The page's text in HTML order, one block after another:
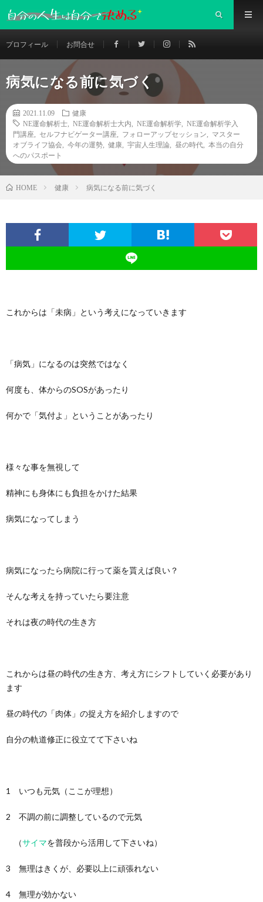
プロフィール お問合せ
病気になる前に気づく
2021.11.09
健康
NE運命解析士
NE運命解析士大内 NE運命解析学
NE運命解析学入
門講座
セルフナビゲーター講座 フォローアップセッション
マスター
オブライフ協会
今年の運勢 健康 宇宙人生理論 昼の時代
本当の自分
へのパスポート
HOME 健康 病気になる前に気づく
これからは「未病」という考えになっていきます
「病気」になるのは突然ではなく
何度も、体からのSOSがあったり
何かで「気付よ」ということがあったり
様々な事を無視して
精神にも身体にも負担をかけた結果
病気になってしまう
病気になったら病院に行って薬を貰えば良い？
そんな考えを持っていたら要注意
それは夜の時代の生き方
これからは昼の時代の生き方、考え方にシフトしていく必要があり
ます
昼の時代の「肉体」の捉え方を紹介しますので
自分の軌道修正に役立てて下さいね
1 いつも元気（ここが理想）
2 不調の前に調整しているので元気
（サイマを普段から活用して下さいね）
3 無理はきくが、必要以上に頑張れない
4 無理が効かない